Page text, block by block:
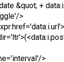
&quot; +
>
>